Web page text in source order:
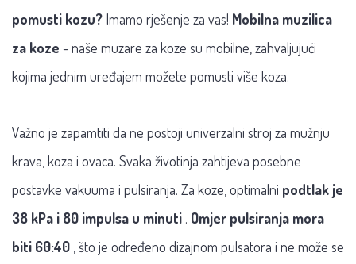
pomusti kozu? Imamo rješenje za vas! Mobilna muzilica
za koze - naše muzare za koze su mobilne, zahvaljujući
kojima jednim uređajem možete pomusti više koza.
Važno je zapamtiti da ne postoji univerzalni stroj za mužnju
krava, koza i ovaca. Svaka životinja zahtijeva posebne
postavke vakuuma i pulsiranja. Za koze, optimalni podtlak je
38 kPa i 80 impulsa u minuti . Omjer pulsiranja mora
biti 60:40 , što je određeno dizajnom pulsatora i ne može se